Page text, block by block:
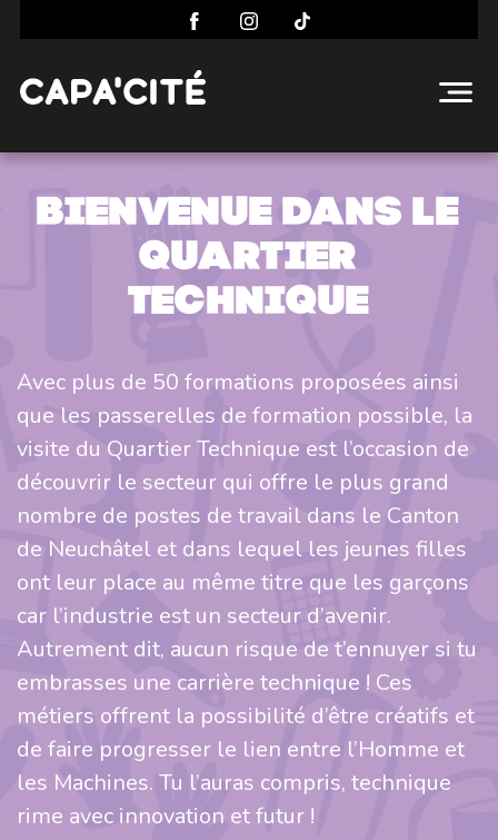
Bienvenue dans le
quartier
technique
Avec plus de 50 formations proposées ainsi
que les passerelles de formation possible, la
visite du Quartier Technique est l’occasion de
découvrir le secteur qui offre le plus grand
nombre de postes de travail dans le Canton
de Neuchâtel et dans lequel les jeunes filles
ont leur place au même titre que les garçons
car l’industrie est un secteur d’avenir.
Autrement dit, aucun risque de t’ennuyer si tu
embrasses une carrière technique ! Ces
métiers offrent la possibilité d’être créatifs et
de faire progresser le lien entre l’Homme et
les Machines. Tu l’auras compris, technique
rime avec innovation et futur !